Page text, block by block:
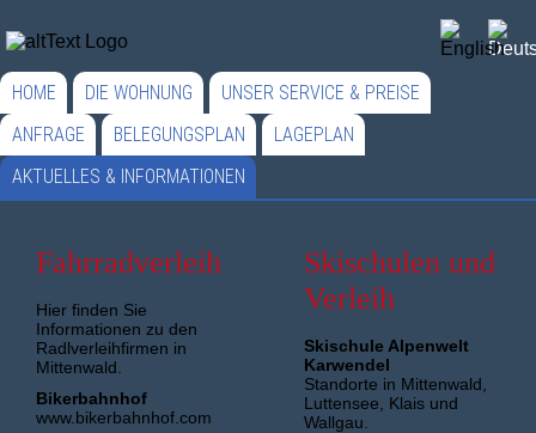
HOME DIE WOHNUNG
UNSER SERVICE & PREISE
ANFRAGE
BELEGUNGSPLAN
LAGEPLAN
AKTUELLES & INFORMATIONEN
Fahrradverleih
Hier finden Sie
Informationen zu den
Radlverleihfirmen in
Mittenwald.
Bikerbahnhof
www.bikerbahnhof.com
Skischulen und
Verleih
Skischule Alpenwelt
Karwendel
Standorte in Mittenwald,
Luttensee, Klais und
Wallgau.